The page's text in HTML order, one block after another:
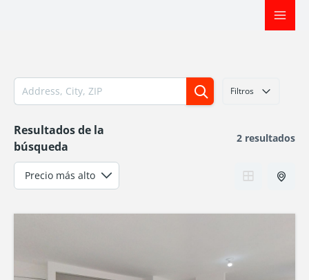
Filtros
Resultados de la
búsqueda
2 resultados